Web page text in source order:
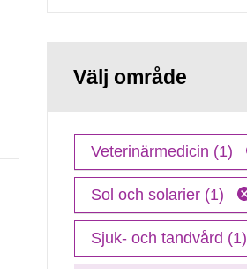
Välj område
Veterinärmedicin (1)
Sol och solarier (1)
Sjuk- och tandvård (1)